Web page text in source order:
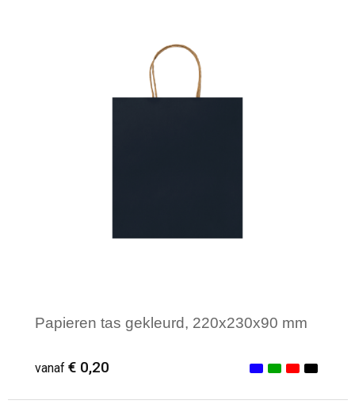
Minimale afname: 250
Papieren tas gekleurd, 220x230x90 mm
vanaf € 0,20